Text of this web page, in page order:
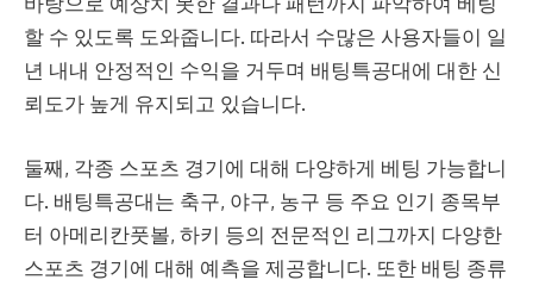
할 수 있도록 도와줍니다. 따라서 수많은 사용자들이 일
년 내내 안정적인 수익을 거두며 배팅특공대에 대한 신
뢰도가 높게 유지되고 있습니다.
둘째, 각종 스포츠 경기에 대해 다양하게 베팅 가능합니
다. 배팅특공대는 축구, 야구, 농구 등 주요 인기 종목부
터 아메리칸풋볼, 하키 등의 전문적인 리그까지 다양한
스포츠 경기에 대해 예측을 제공합니다. 또한 배팅 종류